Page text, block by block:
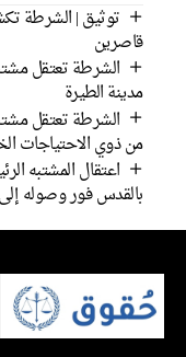
توثيق | الشرطة
قاصرين
الشرطة تعتقل
مدينة الطيرة
الشرطة تعتقل
من ذوي الاحتياجات
اعتقال المشتبه
بالقدس فور وصوله إلى